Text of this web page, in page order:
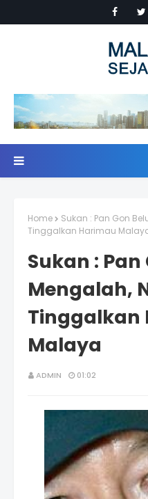
Home
Sukan : Pan Gon
Tinggalkan Harimau
Sukan :
Mengalah,
Tinggalkan
Malaya
ADMIN 01:02